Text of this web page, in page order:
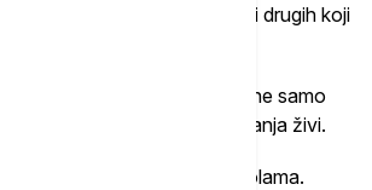
jednih koji ne donose odluke i drugih koji
nagrade i priznanja važni, ali ne samo
i zbog mogućnosti da od pisanja živi.
je to što se knjiga čita u školama.